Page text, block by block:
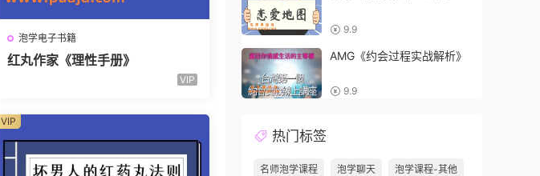
泡学电子书籍
红丸作家《理性手册》
VIP
VIP
9.9
AMG《约会过程实战解析》
9.9
热门标签
名师泡学课程 泡学聊天 泡学课程-其他